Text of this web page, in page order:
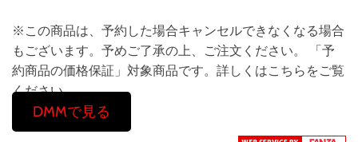
※この商品は、予約した場合キャンセルできなくなる場合
もございます。予めご了承の上、ご注文ください。 「予
約商品の価格保証」対象商品です。詳しくはこちらをご覧
ください。
DMMで見る